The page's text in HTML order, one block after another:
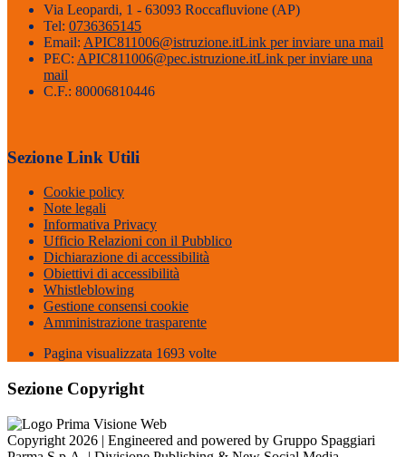
Via Leopardi, 1 - 63093 Roccafluvione (AP)
Tel: 0736365145
Email: APIC811006@istruzione.itLink per inviare una mail
PEC: APIC811006@pec.istruzione.itLink per inviare una
mail
C.F.: 80006810446
Sezione Link Utili
Cookie policy
Note legali
Informativa Privacy
Ufficio Relazioni con il Pubblico
Dichiarazione di accessibilità
Obiettivi di accessibilità
Whistleblowing
Gestione consensi cookie
Amministrazione trasparente
Pagina visualizzata 1693 volte
Sezione Copyright
Copyright 2026 | Engineered and powered by Gruppo Spaggiari